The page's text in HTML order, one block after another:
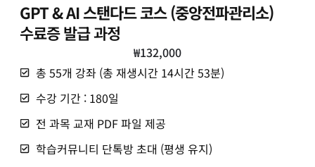
GPT & AI 스탠다드 코스 (중앙전파관리소)
수료증 발급 과정
₩132,000
총 55개 강좌 (총 재생시간 14시간 53분)
수강 기간 : 180일
전 과목 교재 PDF 파일 제공
학습커뮤니티 단톡방 초대 (평생 유지)